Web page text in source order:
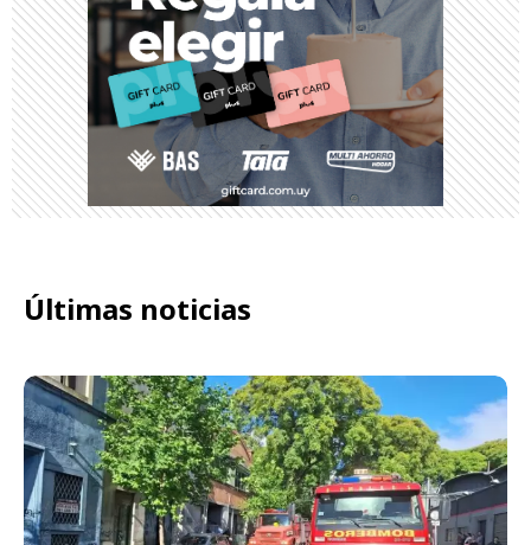
Últimas noticias